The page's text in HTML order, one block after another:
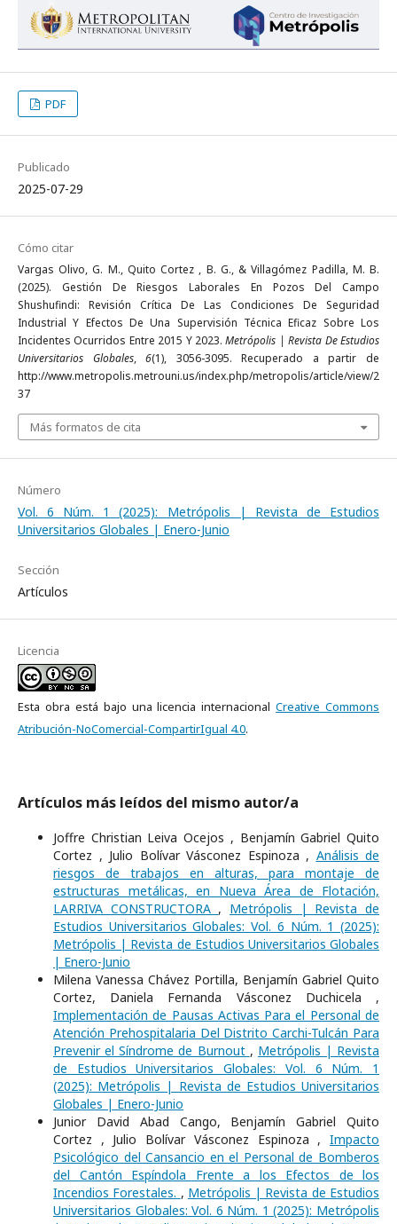
PDF
Publicado
2025-07-29
Cómo citar
Vargas Olivo, G. M., Quito Cortez , B. G., & Villagómez Padilla, M. B.
(2025). Gestión De Riesgos Laborales En Pozos Del Campo
Shushufindi: Revisión Crítica De Las Condiciones De Seguridad
Industrial Y Efectos De Una Supervisión Técnica Eficaz Sobre Los
Incidentes Ocurridos Entre 2015 Y 2023.Metrópolis | Revista De Estudios
Universitarios Globales,6(1), 3056-3095. Recuperado a partir de
http://www.metropolis.metrouni.us/index.php/metropolis/article/view/2
37
Más formatos de cita
Número
Vol. 6 Núm. 1 (2025): Metrópolis | Revista de Estudios
Universitarios Globales | Enero-Junio
Sección
Artículos
Licencia
Esta obra está bajo una licencia internacionalCreative Commons
Atribución-NoComercial-CompartirIgual 4.0.
Artículos más leídos del mismo autor/a
Joffre Christian Leiva Ocejos , Benjamín Gabriel Quito
Cortez , Julio Bolívar Vásconez Espinoza , Análisis de
riesgos de trabajos en alturas, para montaje de
estructuras metálicas, en Nueva Área de Flotación,
LARRIVA CONSTRUCTORA , Metrópolis | Revista de
Estudios Universitarios Globales: Vol. 6 Núm. 1 (2025):
Metrópolis | Revista de Estudios Universitarios Globales
| Enero-Junio
Milena Vanessa Chávez Portilla, Benjamín Gabriel Quito
Cortez, Daniela Fernanda Vásconez Duchicela ,
Implementación de Pausas Activas Para el Personal de
Atención Prehospitalaria Del Distrito Carchi-Tulcán Para
Prevenir el Síndrome de Burnout , Metrópolis | Revista
de Estudios Universitarios Globales: Vol. 6 Núm. 1
(2025): Metrópolis | Revista de Estudios Universitarios
Globales | Enero-Junio
Junior David Abad Cango, Benjamín Gabriel Quito
Cortez , Julio Bolívar Vásconez Espinoza , Impacto
Psicológico del Cansancio en el Personal de Bomberos
del Cantón Espíndola Frente a los Efectos de los
Incendios Forestales. , Metrópolis | Revista de Estudios
Universitarios Globales: Vol. 6 Núm. 1 (2025): Metrópolis